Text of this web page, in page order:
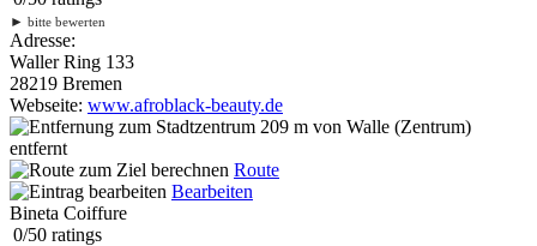
► bitte bewerten
Adresse:
Waller Ring 133
28219 Bremen
Webseite: www.afroblack-beauty.de
209 m von Walle (Zentrum)
entfernt
Route
Bearbeiten
Bineta Coiffure
0/50 ratings